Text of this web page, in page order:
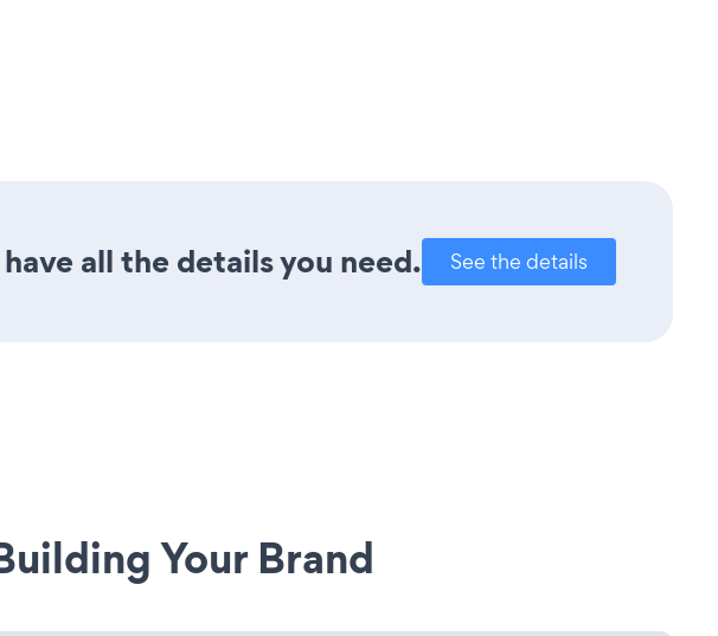
all the details you need. See the details
Your Brand